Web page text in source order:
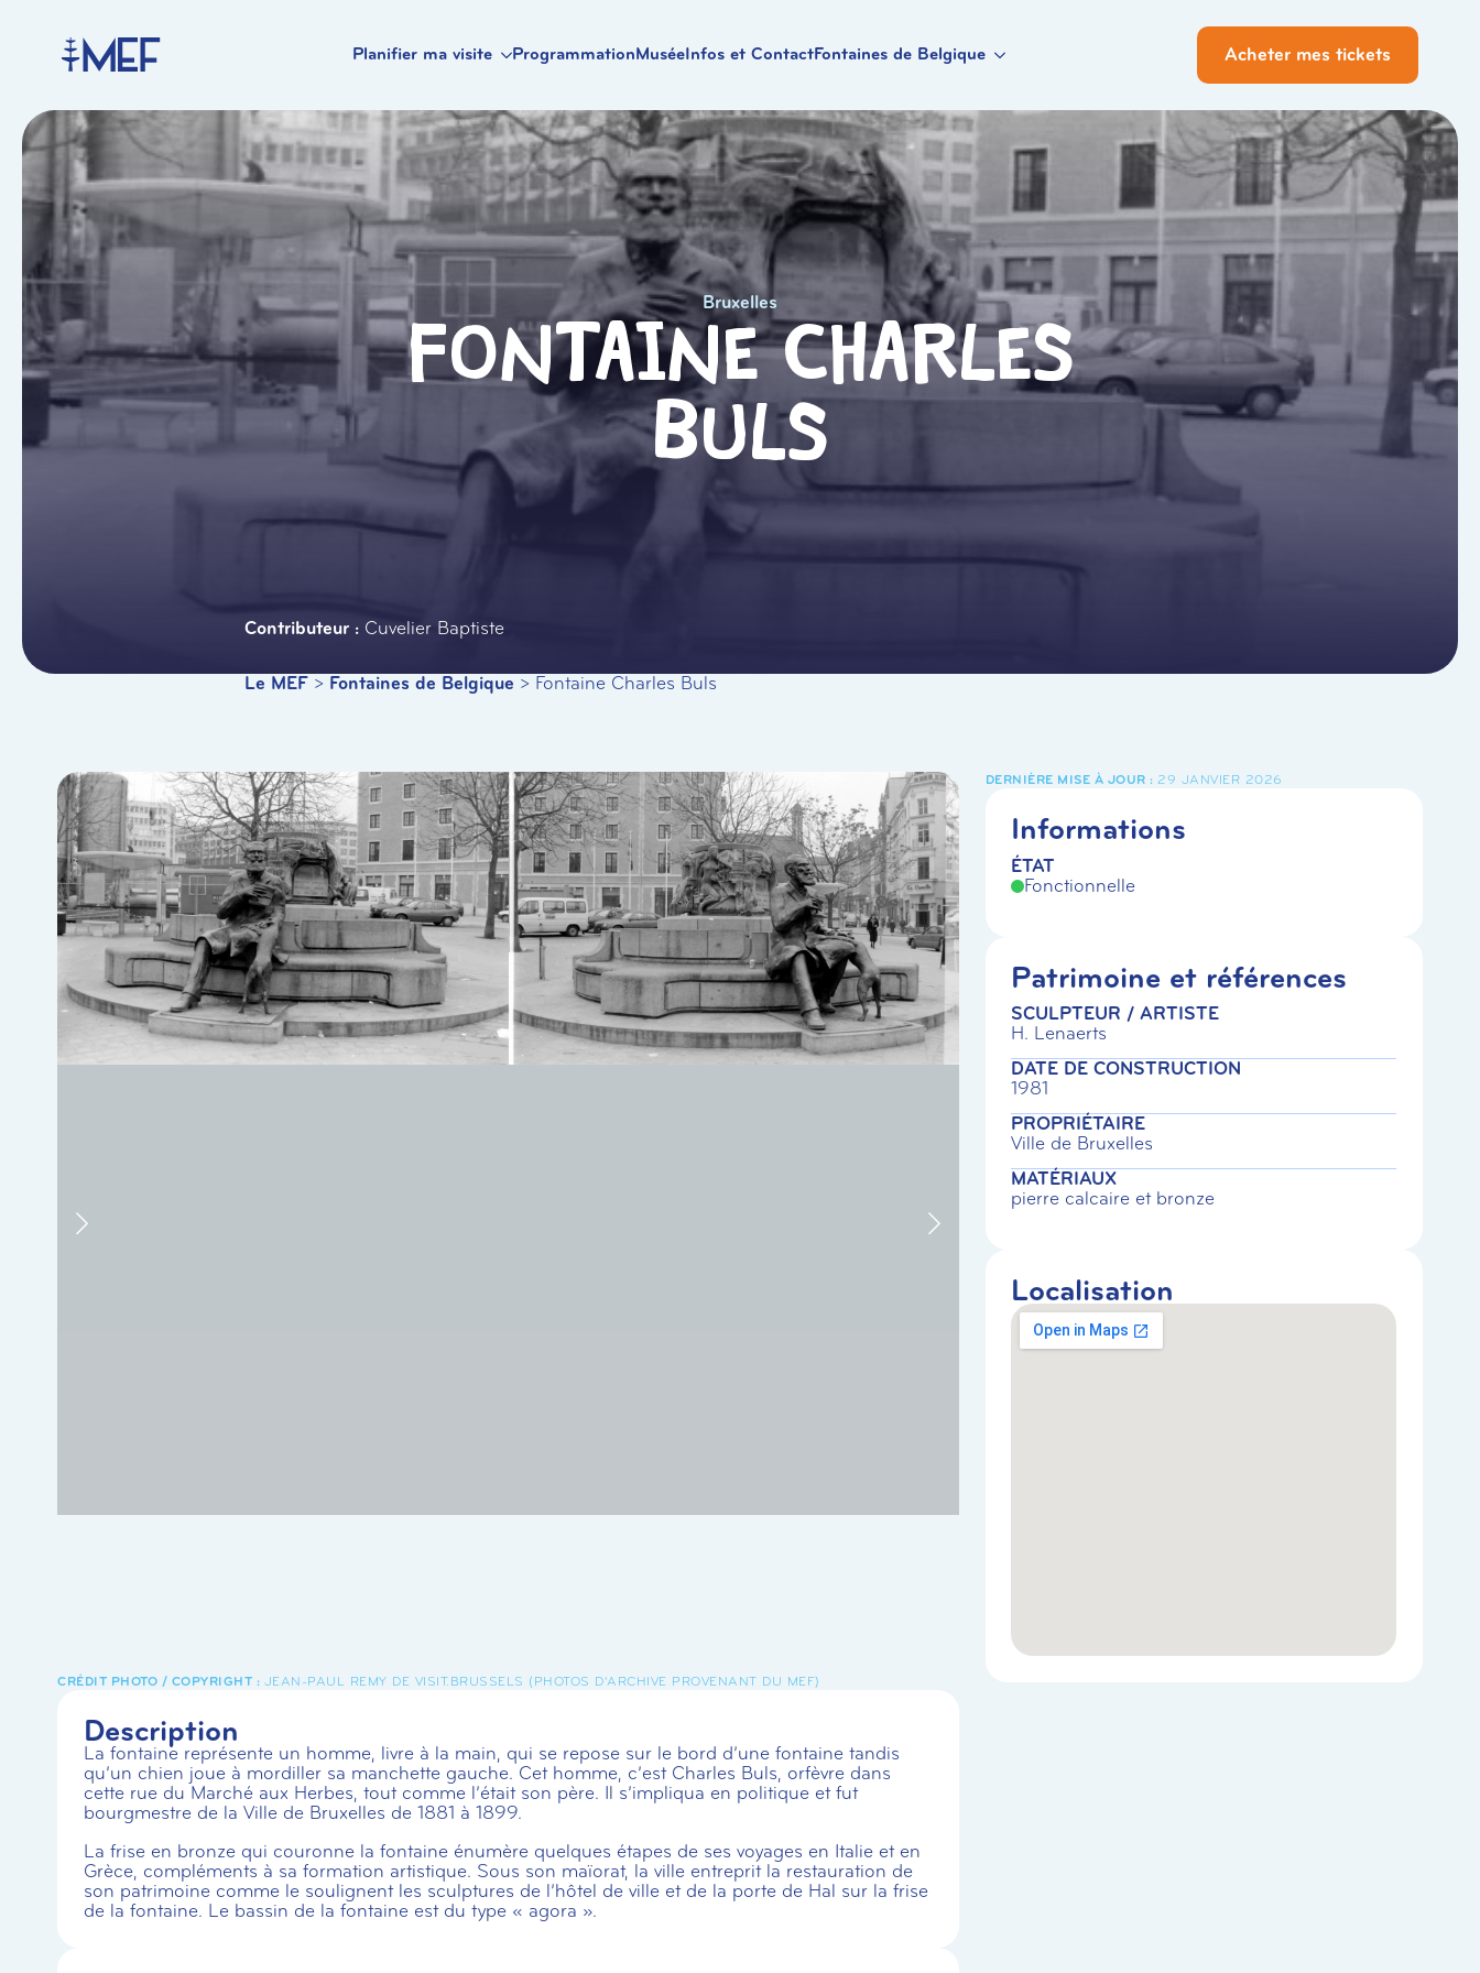
Planifier ma visite ProgrammationMuséeInfos et ContactFontaines de Belgique Acheter mes tickets
Bruxelles
Fontaine Charles
Buls
Cuvelier Baptiste
Le MEF > Fontaines de Belgique > Fontaine Charles Buls
JEAN-PAUL REMY DE VISIT.BRUSSELS (PHOTOS D'ARCHIVE PROVENANT DU MEF)
Description
La fontaine représente un homme, livre à la main, qui se repose sur le bord d’une fontaine tandis
qu’un chien joue à mordiller sa manchette gauche. Cet homme, c’est Charles Buls, orfèvre dans
cette rue du Marché aux Herbes, tout comme l’était son père. Il s’impliqua en politique et fut
bourgmestre de la Ville de Bruxelles de 1881 à 1899.
La frise en bronze qui couronne la fontaine énumère quelques étapes de ses voyages en Italie et en
Grèce, compléments à sa formation artistique. Sous son maïorat, la ville entreprit la restauration de
son patrimoine comme le soulignent les sculptures de l’hôtel de ville et de la porte de Hal sur la frise
de la fontaine. Le bassin de la fontaine est du type « agora ».
29 JANVIER 2026
Informations
ÉTAT
Fonctionnelle
Patrimoine et références
SCULPTEUR / ARTISTE
H. Lenaerts
DATE DE CONSTRUCTION
1981
PROPRIÉTAIRE
Ville de Bruxelles
MATÉRIAUX
pierre calcaire et bronze
Localisation